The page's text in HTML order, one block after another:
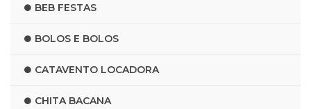
BEB FESTAS
BOLOS E BOLOS
CATAVENTO LOCADORA
CHITA BACANA